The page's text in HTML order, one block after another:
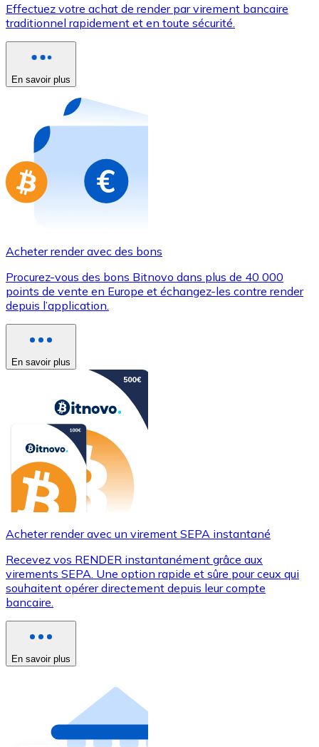
Utilisez les cartes Visa et Mastercard pour acheter
Acheter avec carte
Nouveau
Achetez des cartes-cadeaux de vos marques
Aller à la boutique de cartes-cadeaux
Effectuez votre achat de render par virement bancaire
traditionnel rapidement et en toute sécurité.
En savoir plus
Acheter render avec des bons
Procurez-vous des bons Bitnovo dans plus de 40 000
points de vente en Europe et échangez-les contre render
depuis l’application.
En savoir plus
Acheter render avec un virement SEPA instantané
Recevez vos RENDER instantanément grâce aux
virements SEPA. Une option rapide et sûre pour ceux qui
souhaitent opérer directement depuis leur compte
bancaire.
En savoir plus